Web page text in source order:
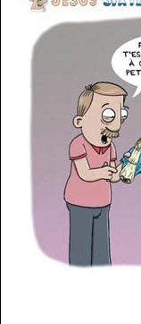
http://